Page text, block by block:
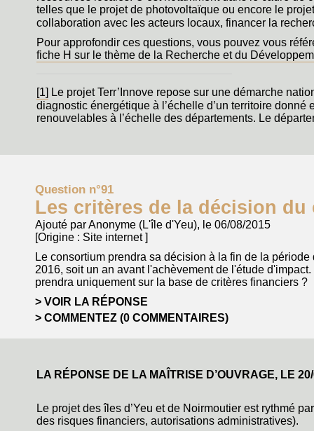
telles que le projet de photovoltaïque ou encore le
collaboration avec les acteurs locaux, financer la
Pour approfondir ces questions, vous pouvez vous
fiche H sur le thème de la Recherche et du
[1] Le projet Terr’Innove repose sur une démarche
diagnostic énergétique à l’échelle d’un territoire
renouvelables à l’échelle des départements. Le
Question n°91
Les critères de la décision
Ajouté par Anonyme (L'île d'Yeu), le 06/08/2015
[Origine : Site internet]
Le consortium prendra sa décision à la fin de la
2016, soit un an avant l'achèvement de l'étude
prendra uniquement sur la base de critères financiers ?
VOIR LA RÉPONSE
COMMENTEZ (0 COMMENTAIRES)
LA RÉPONSE DE LA MAÎTRISE D’OUVRAGE, LE
Le projet des îles d’Yeu et de Noirmoutier est rythmé
des risques financiers, autorisations administratives).